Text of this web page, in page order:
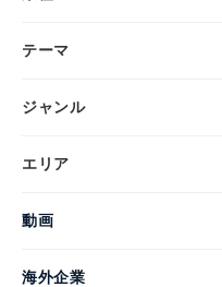
テーマ
ジャンル
エリア
動画
海外企業